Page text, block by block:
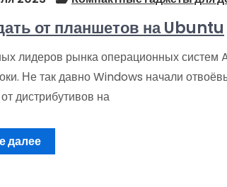
от планшетов на Ubuntu
лидеров рынка операционных систем
Не так давно Windows начали
дистрибутивов на
далее